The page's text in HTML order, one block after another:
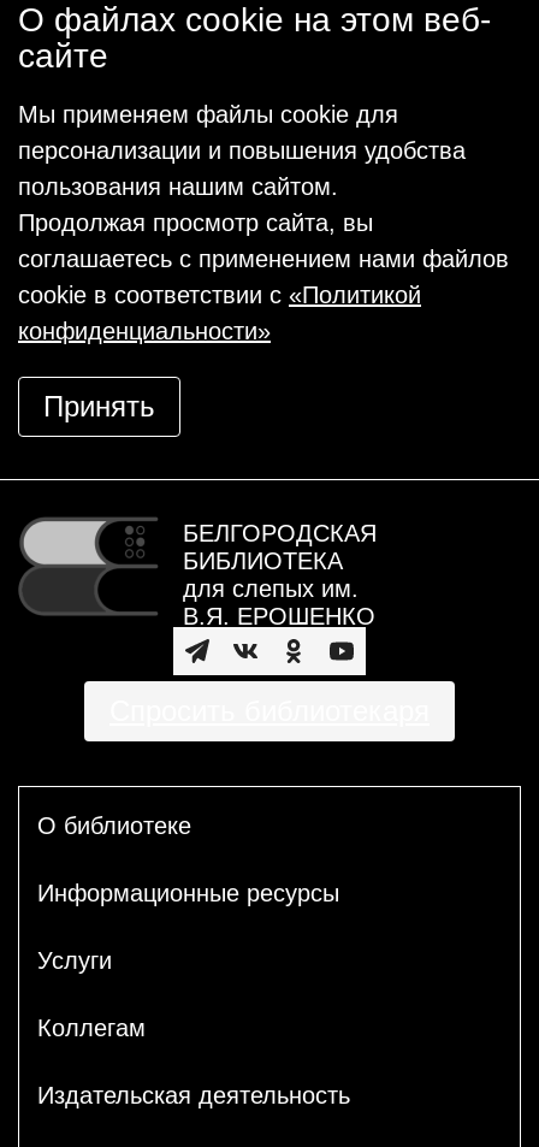
О файлах cookie на этом веб-
сайте
Мы применяем файлы cookie для
персонализации и повышения удобства
пользования нашим сайтом.
Продолжая просмотр сайта, вы
соглашаетесь с применением нами файлов
cookie в соответствии с «Политикой
конфиденциальности»
Принять
БЕЛГОРОДСКАЯ
БИБЛИОТЕКА
для слепых им.
В.Я. ЕРОШЕНКО
О библиотеке
Информационные ресурсы
Услуги
Коллегам
Издательская деятельность